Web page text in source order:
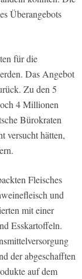
Überangebots
für die
Das Angebot
Zu den 5
4 Millionen
Bürokraten
versucht hätten,
Fleisches
und
mit einer
Esskartoffeln.
der abgeschafften
auf dem